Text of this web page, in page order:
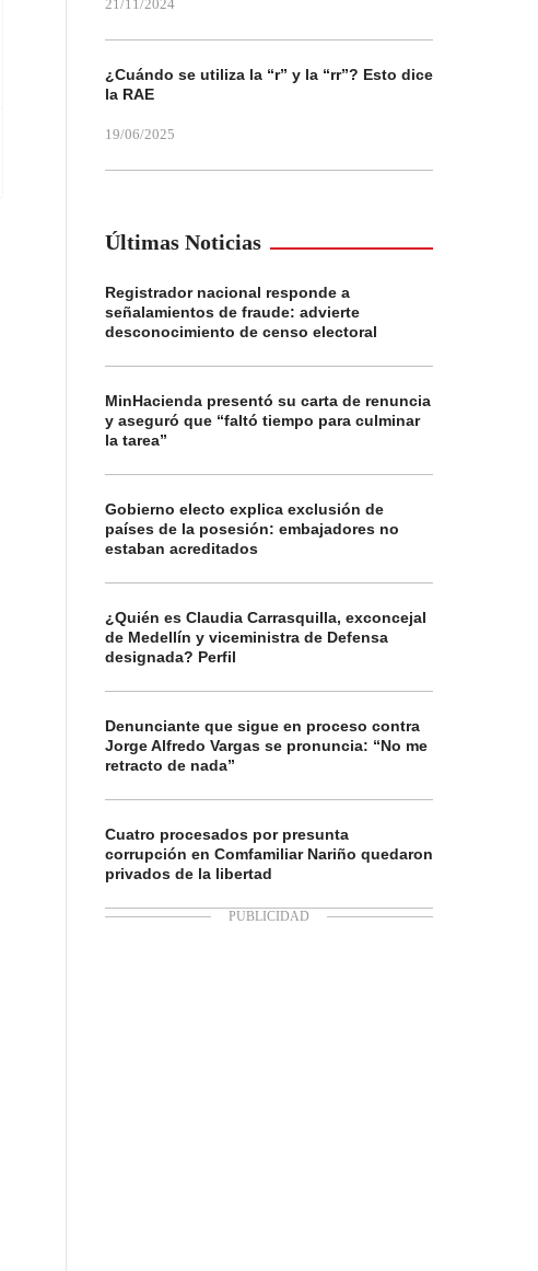
21/11/2024
¿Cuándo se utiliza la “r” y la “rr”? Esto dice
la RAE
19/06/2025
Últimas Noticias
Registrador nacional responde a
señalamientos de fraude: advierte
desconocimiento de censo electoral
MinHacienda presentó su carta de renuncia
y aseguró que “faltó tiempo para culminar
la tarea”
Gobierno electo explica exclusión de
países de la posesión: embajadores no
estaban acreditados
¿Quién es Claudia Carrasquilla, exconcejal
de Medellín y viceministra de Defensa
designada? Perfil
Denunciante que sigue en proceso contra
Jorge Alfredo Vargas se pronuncia: “No me
retracto de nada”
Cuatro procesados por presunta
corrupción en Comfamiliar Nariño quedaron
privados de la libertad